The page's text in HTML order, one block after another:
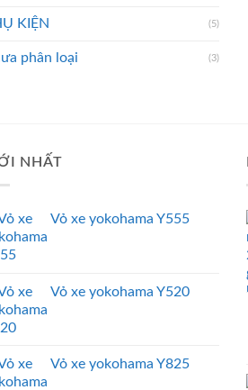
KIỆN (5)
phân loại (3)
NHẤT
Vỏ xe yokohama Y555
Vỏ xe yokohama Y520
Vỏ xe yokohama Y825